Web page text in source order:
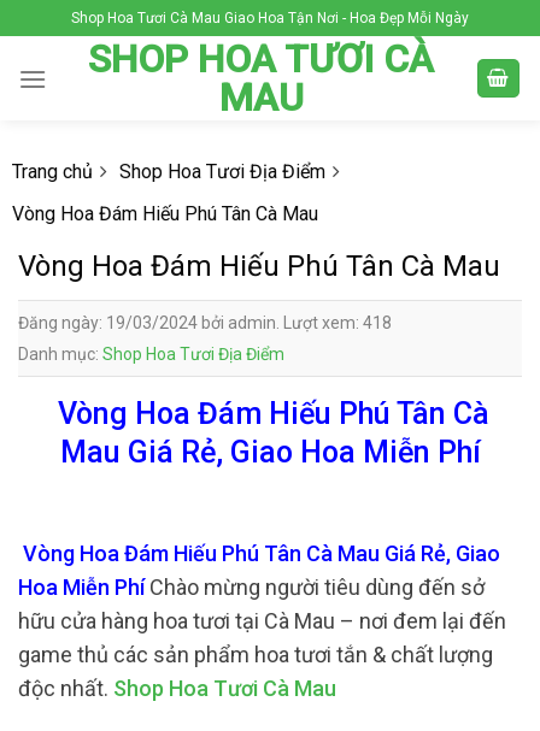
to
content
Shop Hoa Tươi Cà Mau Giao Hoa Tận Nơi - Hoa Đẹp Mỗi Ngày
SHOP HOA TƯƠI CÀ
MAU
Trang chủ
Shop Hoa Tươi Địa Điểm
Vòng Hoa Đám Hiếu Phú Tân Cà Mau
Vòng Hoa Đám Hiếu Phú Tân Cà Mau
Đăng ngày: 19/03/2024 bởi admin. Lượt xem: 418
Danh mục: Shop Hoa Tươi Địa Điểm
Vòng Hoa Đám Hiếu Phú Tân Cà
Mau Giá Rẻ, Giao Hoa Miễn Phí
Vòng Hoa Đám Hiếu Phú Tân Cà Mau Giá Rẻ, Giao
Hoa Miễn PhíChào mừng người tiêu dùng đến sở
hữu cửa hàng hoa tươi tại Cà Mau – nơi đem lại đến
game thủ các sản phẩm hoa tươi tắn & chất lượng
độc nhất. Shop Hoa Tươi Cà Mau